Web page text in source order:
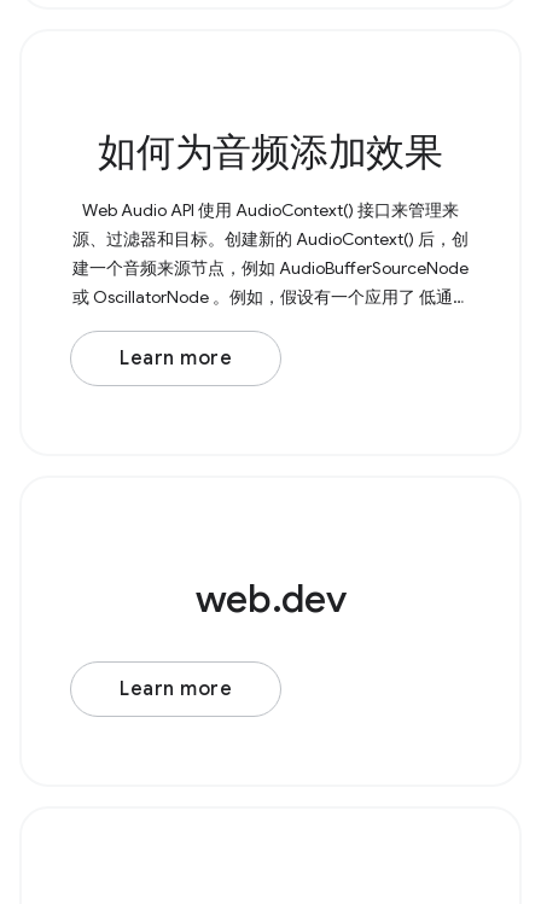
如何为音频添加效果
Web Audio API 使用 AudioContext() 接口来管理来
源、过滤器和目标。创建新的 AudioContext() 后，创
建一个音频来源节点，例如 AudioBufferSourceNode
或 OscillatorNode 。例如，假设有一个应用了 低通滤
波器 的基本振荡器。 Browser Support Source 首先，
创建一个新的 AudioContext() 。然后创建一个音频来
源节点，例如 AudioBufferSourceNode 或
Learn more
web.dev
Learn more